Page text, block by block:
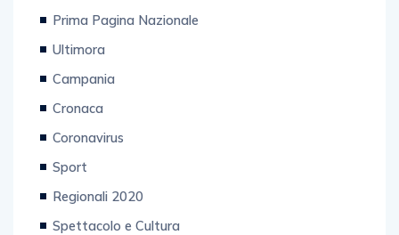
Prima Pagina Nazionale
Ultimora
Campania
Cronaca
Coronavirus
Sport
Regionali 2020
Spettacolo e Cultura